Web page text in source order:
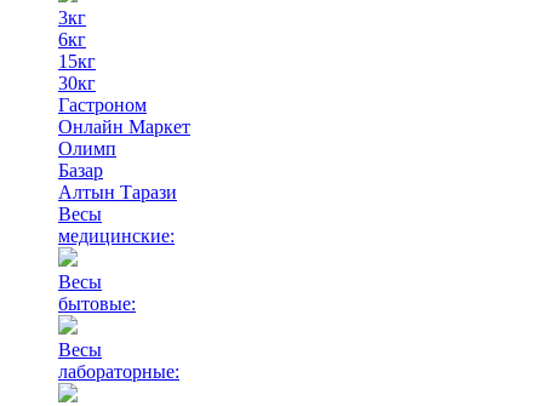
3кг
6кг
15кг
30кг
Гастроном
Онлайн Маркет
Олимп
Базар
Алтын Тарази
Весы
медицинские:
Весы
бытовые:
Весы
лабораторные: